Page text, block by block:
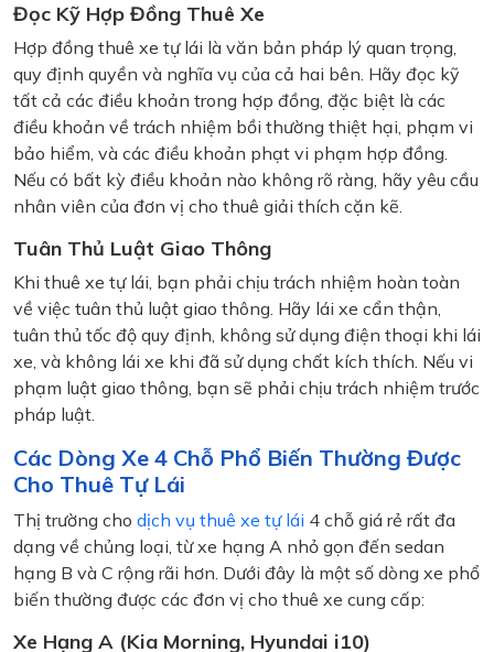
Đọc Kỹ Hợp Đồng Thuê Xe
Hợp đồng thuê xe tự lái là văn bản pháp lý quan trọng,
quy định quyền và nghĩa vụ của cả hai bên. Hãy đọc kỹ
tất cả các điều khoản trong hợp đồng, đặc biệt là các
điều khoản về trách nhiệm bồi thường thiệt hại, phạm vi
bảo hiểm, và các điều khoản phạt vi phạm hợp đồng.
Nếu có bất kỳ điều khoản nào không rõ ràng, hãy yêu cầu
nhân viên của đơn vị cho thuê giải thích cặn kẽ.
Tuân Thủ Luật Giao Thông
Khi thuê xe tự lái, bạn phải chịu trách nhiệm hoàn toàn
về việc tuân thủ luật giao thông. Hãy lái xe cẩn thận,
tuân thủ tốc độ quy định, không sử dụng điện thoại khi lái
xe, và không lái xe khi đã sử dụng chất kích thích. Nếu vi
phạm luật giao thông, bạn sẽ phải chịu trách nhiệm trước
pháp luật.
Các Dòng Xe 4 Chỗ Phổ Biến Thường Được
Cho Thuê Tự Lái
Thị trường cho dịch vụ thuê xe tự lái 4 chỗ giá rẻ rất đa
dạng về chủng loại, từ xe hạng A nhỏ gọn đến sedan
hạng B và C rộng rãi hơn. Dưới đây là một số dòng xe phổ
biến thường được các đơn vị cho thuê xe cung cấp:
Xe Hạng A (Kia Morning, Hyundai i10)